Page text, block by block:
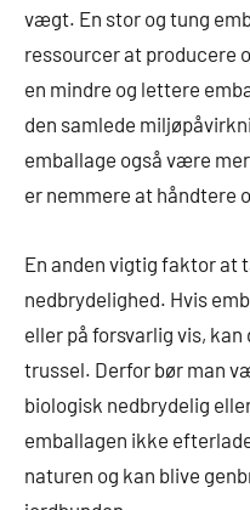
vægt. En stor og tung
ressourcer at producere
en mindre og lettere
den samlede
emballage også være
er nemmere at håndtere
En anden vigtig faktor at
nedbrydelighed. Hvis
eller på forsvarlig vis,
trussel. Derfor bør man
biologisk nedbrydelig
emballagen ikke
naturen og kan blive